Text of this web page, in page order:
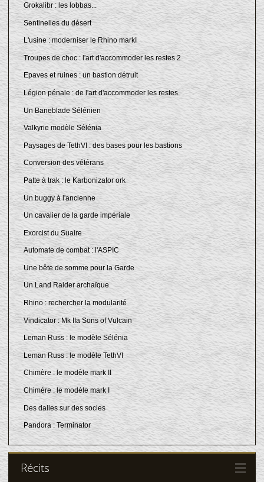
Grokalibr : les lobbas...
Sentinelles du désert
L'usine : moderniser le Rhino markI
Troupes de choc : l'art d'accommoder les restes 2
Epaves et ruines : un bastion détruit
Légion pénale : de l'art d'accommoder les restes.
Un Baneblade Sélénien
Valkyrie modèle Sélénia
Paysages de TethVI : des bases pour les bastions
Conversion des vétérans
Patte à trak : le Karbonizator ork
Un buggy à l'ancienne
Un cavalier de la garde impériale
Exorcist du Suaire
Automate de combat : l'ASPIC
Une bête de somme pour la Garde
Un Land Raider archaïque
Rhino : rechercher la modularité
Vindicator : Mk IIa Sons of Vulcain
Leman Russ : le modèle Sélénia
Leman Russ : le modèle TethVI
Chimère : le modèle mark II
Chimère : le modèle mark I
Des dalles sur des socles
Pandora : Terminator
Récits